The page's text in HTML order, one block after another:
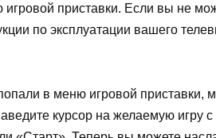
приставки. Если вы не
по эксплуатации вашего
в меню игровой приставки,
курсор на желаемую